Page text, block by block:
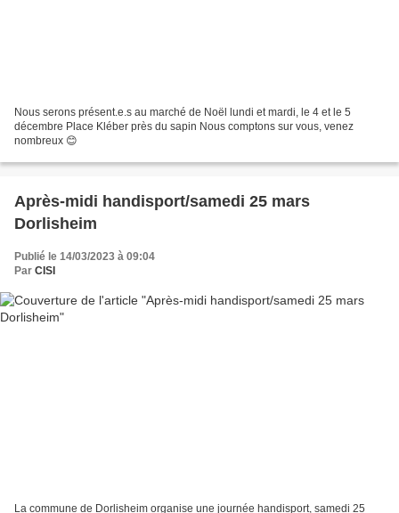
Nous serons présent.e.s au marché de Noël lundi et mardi, le 4 et le 5
décembre Place Kléber près du sapin Nous comptons sur vous, venez
nombreux 😊
Après-midi handisport/samedi 25 mars
Dorlisheim
Publié le 14/03/2023 à 09:04
Par CISI
La commune de Dorlisheim organise une journée handisport, samedi 25